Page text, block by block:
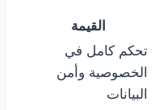
القيمة
تحكم كامل في
الخصوصية وأمن
البيانات